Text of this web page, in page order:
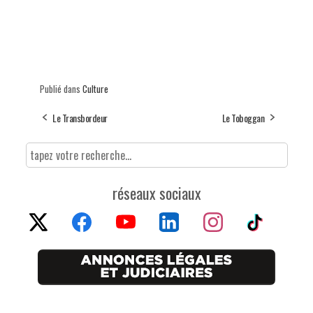
Publié dans Culture
Le Transbordeur Le Toboggan
réseaux sociaux